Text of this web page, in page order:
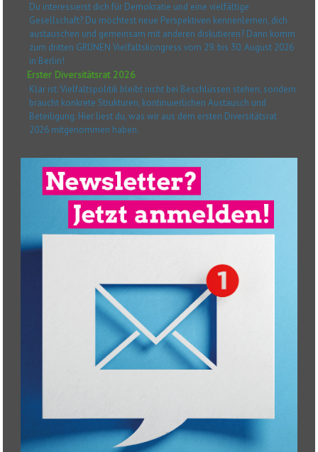
Du interessierst dich für Demokratie und eine vielfältige
Gesellschaft? Du möchtest neue Perspektiven kennenlernen, dich
austauschen und gemeinsam mit anderen diskutieren? Dann komm
zum dritten GRÜNEN Vielfaltskongress vom 29. bis 30. August 2026
in Berlin!
Erster Diversitätsrat 2026
Klar ist: Vielfaltspolitik bleibt nicht bei Beschlüssen stehen, sondern
braucht konkrete Strukturen, kontinuierlichen Austausch und
Beteiligung. Hier liest du, was wir aus dem ersten Diversitätsrat
2026 mitgenommen haben.